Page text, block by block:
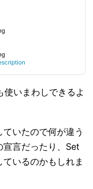
いまわしできるよ
いたので何が違う
言だったり、Set
いるのかもしれま